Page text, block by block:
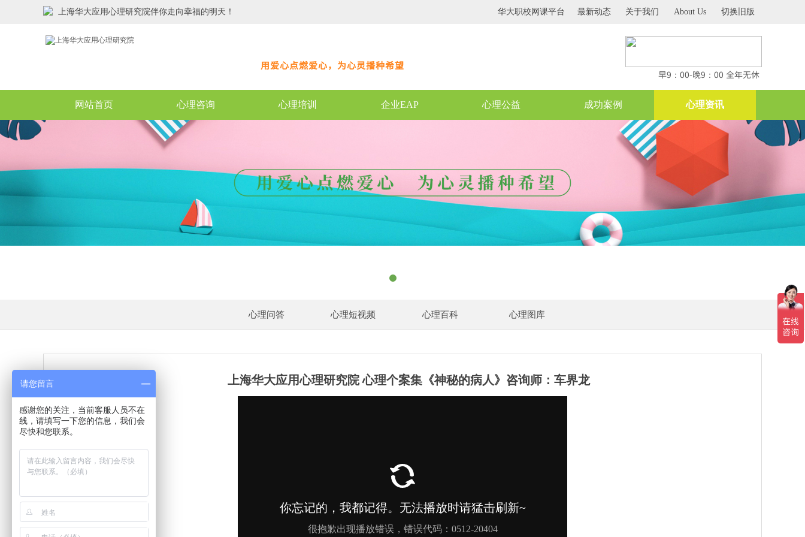
最新动态 关于我们
上海华大应用心理研究院伴你走向幸福的明天！ 切换旧版
About Us
华大职校网课平台
早9：00-晚9：00 全年无休
用爱心点燃爱心，为心灵播种希望
网站首页 心理咨询 心理培训 企业EAP 心理公益 成功案例 心理资讯
心理问答 心理短视频 心理百科 心理图库
上海华大应用心理研究院 心理个案集《神秘的病人》咨询师：车界龙
请您留言
感谢您的关注，当前客服人员不在
线，请填写一下您的信息，我们会
尽快和您联系。